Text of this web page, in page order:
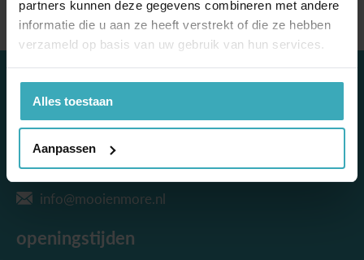
partners kunnen deze gegevens combineren met andere
informatie die u aan ze heeft verstrekt of die ze hebben
verzameld op basis van uw gebruik van hun services.
Alles toestaan
Aanpassen
contact
Mooi & More Wonen
Escudostraat 7
2991 XV Barendrecht
010 – 420 41 45
info@mooienmore.nl
openingstijden